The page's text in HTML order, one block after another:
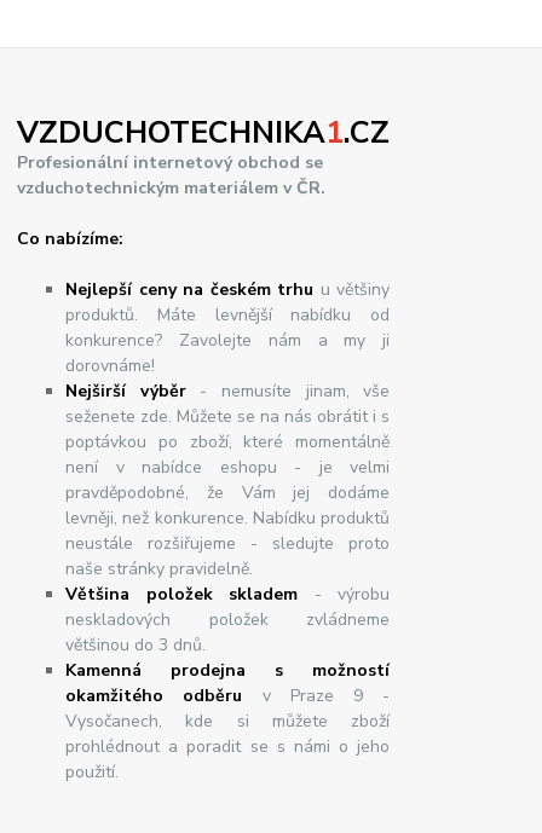
VZDUCHOTECHNIKA1.CZ
Profesionální internetový obchod se
vzduchotechnickým materiálem v ČR.
Co nabízíme:
Nejlepší ceny na českém trhu u většiny
produktů. Máte levnější nabídku od
konkurence? Zavolejte nám a my ji
dorovnáme!
Nejširšívýběr- nemusíte jinam, vše
seženete zde. Můžete se na nás obrátit i s
poptávkou po zboží, které momentálně
není v nabídce eshopu - je velmi
pravděpodobné, že Vám jej dodáme
levněji, než konkurence. Nabídku produktů
neustále rozšiřujeme - sledujte proto
naše stránky pravidelně.
Většina položek skladem - výrobu
neskladových položek zvládneme
většinou do 3 dnů.
Kamenná prodejna s možností
okamžitého odběru v Praze 9 -
Vysočanech, kde si můžete zboží
prohlédnout a poradit se s námi o jeho
použití.